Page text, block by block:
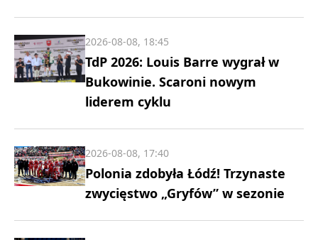
TdP 2026: Louis Barre wygrał w
Bukowinie. Scaroni nowym
liderem cyklu
2026-08-08, 18:45
Polonia zdobyła Łódź! Trzynaste
zwycięstwo „Gryfów” w sezonie
2026-08-08, 17:40